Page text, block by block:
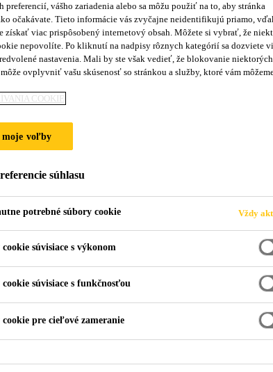
Sealing Membrane A
Flexibilná hydroizolačná membrána do
Sealing Membrane A je flexibilná
na izoláciu stien a podláh pod obkladom / dlažbou v
miestnostiach, v bazénoch a na balkónoch. Je
viac +
Hrúbka ~0,5 mm
preferencií, vášho zariadenia alebo sa môžu použiť na to, aby stránka
očakávate. Tieto informácie vás zvyčajne neidentifikujú priamo,
získať viac prispôsobený internetový obsah. Môžete si vybrať, že
nepovolíte. Po kliknutí na nadpisy rôznych kategórií sa dozviete
nastavenia. Mali by ste však vedieť, že blokovanie niektorých
ovplyvniť vašu skúsenosť so stránkou a služby, ktoré vám
COOKIE
voľby
súhlasu
potrebné súbory cookie Vždy
súvisiace s výkonom
súvisiace s funkčnosťou
pre cieľové zameranie